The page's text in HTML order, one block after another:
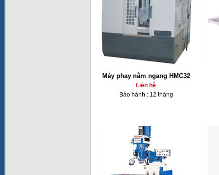
Máy phay nằm ngang HMC32
Liên hệ
Bảo hành : 12 tháng